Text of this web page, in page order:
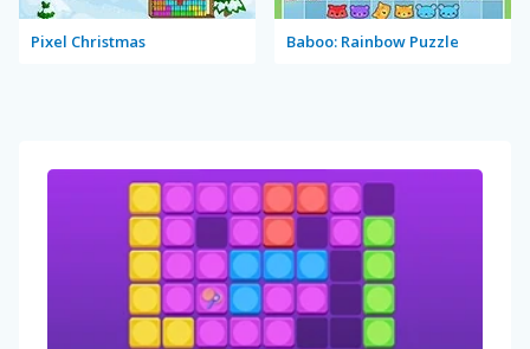
Pixel Christmas Baboo: Rainbow Puzzle